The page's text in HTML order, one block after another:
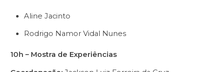
Aline Jacinto
Rodrigo Namor Vidal Nunes
10h – Mostra de Experiências